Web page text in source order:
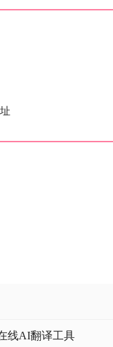
线AI翻译工具